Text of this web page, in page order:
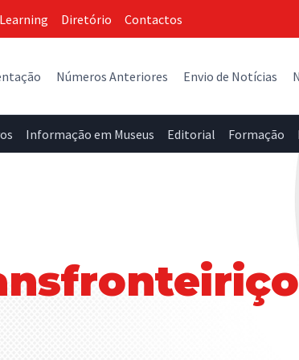
Diretório Contactos
Números Anteriores Envio de Notícias
Informação em Museus Editorial Formação